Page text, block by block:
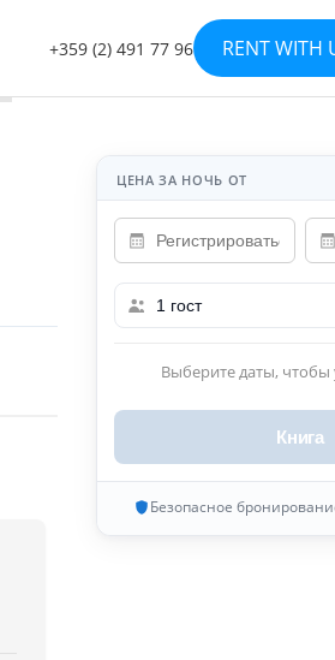
+359 (2) 491 77 96 RENT WITH
ЦЕНА ЗА НОЧЬ ОТ
1 гост
Выберите даты, чтобы
Книга
Безопасное